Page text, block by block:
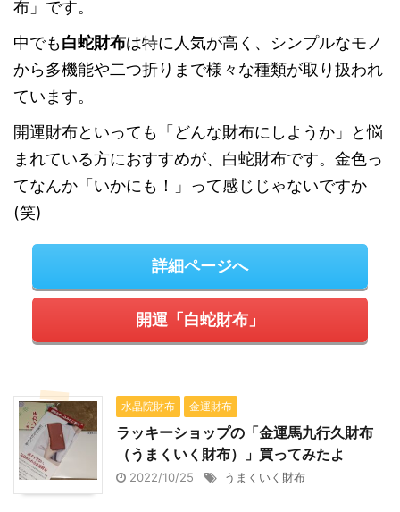
布」です。
中でも白蛇財布は特に人気が高く、シンプルなモノ
から多機能や二つ折りまで様々な種類が取り扱われ
ています。
開運財布といっても「どんな財布にしようか」と悩
まれている方におすすめが、白蛇財布です。金色っ
てなんか「いかにも！」って感じじゃないですか
(笑)
詳細ページへ
開運「白蛇財布」
水晶院財布 金運財布
ラッキーショップの「金運馬九行久財布
（うまくいく財布）」買ってみたよ
2022/10/25 うまくいく財布